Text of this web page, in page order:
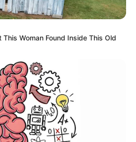
alanlar sığortanı hardan
This Woman Found Inside This Old